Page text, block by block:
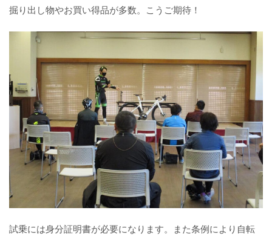
掘り出し物やお買い得品が多数。こうご期待！
試乗には身分証明書が必要になります。また条例により自転